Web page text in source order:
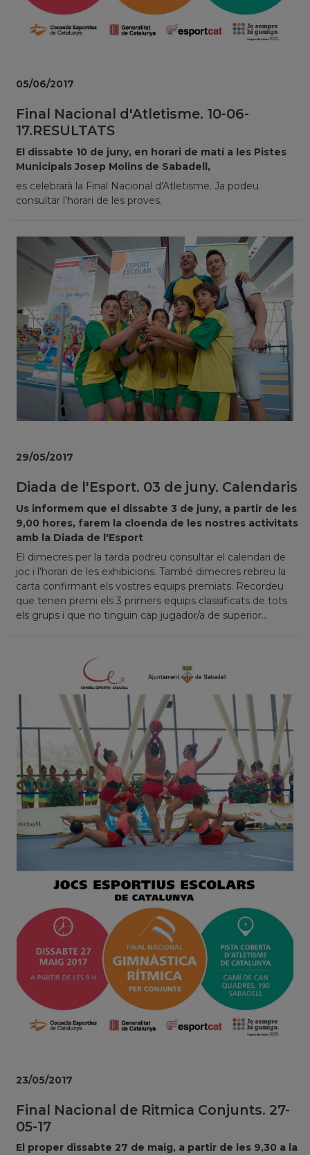
Final Nacional d'Atletisme. 10-06-
17.RESULTATS
El dissabte 10 de juny, en horari de matí a les Pistes
Municipals Josep Molins de Sabadell,
es celebrarà la Final Nacional d'Atletisme. Ja podeu
consultar l'horari de les proves.
05/06/2017
Diada de l'Esport. 03 de juny. Calendaris
Us informem que el dissabte 3 de juny, a partir de les
9,00 hores, farem la cloenda de les nostres activitats
amb la Diada de l'Esport
El dimecres per la tarda podreu consultar el calendari de
joc i l'horari de les exhibicions. També dimecres rebreu la
carta confirmant els vostres equips premiats. Recordeu
que tenen premi els 3 primers equips classificats de tots
els grups i que no tinguin cap jugador/a de superior...
29/05/2017
Final Nacional de Ritmica Conjunts. 27-
05-17
El proper dissabte 27 de maig, a partir de les 9,30 a la
23/05/2017